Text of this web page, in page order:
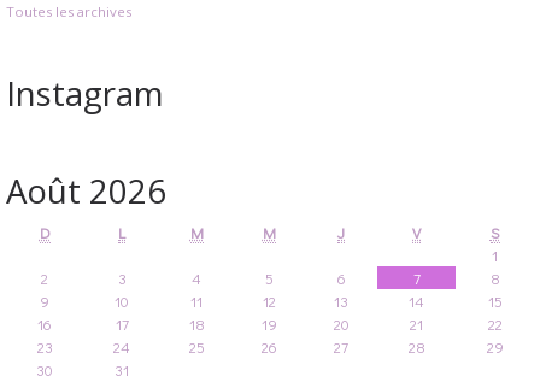
Toutes les archives
Instagram
Août 2026
D L M M J V
S
1
2
3 4 5 6 7
8
9
10 11 12 13 14
15
16
17 18 19 20 21
22
23
24 25 26 27 28
29
30
31